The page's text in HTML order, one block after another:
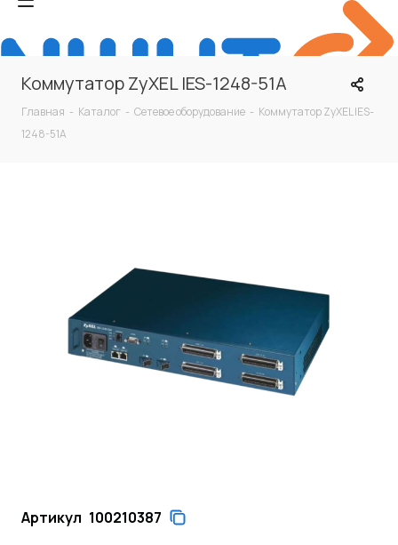
Коммутатор ZyXEL IES-1248-51A
Главная - Каталог - Сетевое оборудование - Коммутатор ZyXEL IES-
1248-51A
Артикул 100210387